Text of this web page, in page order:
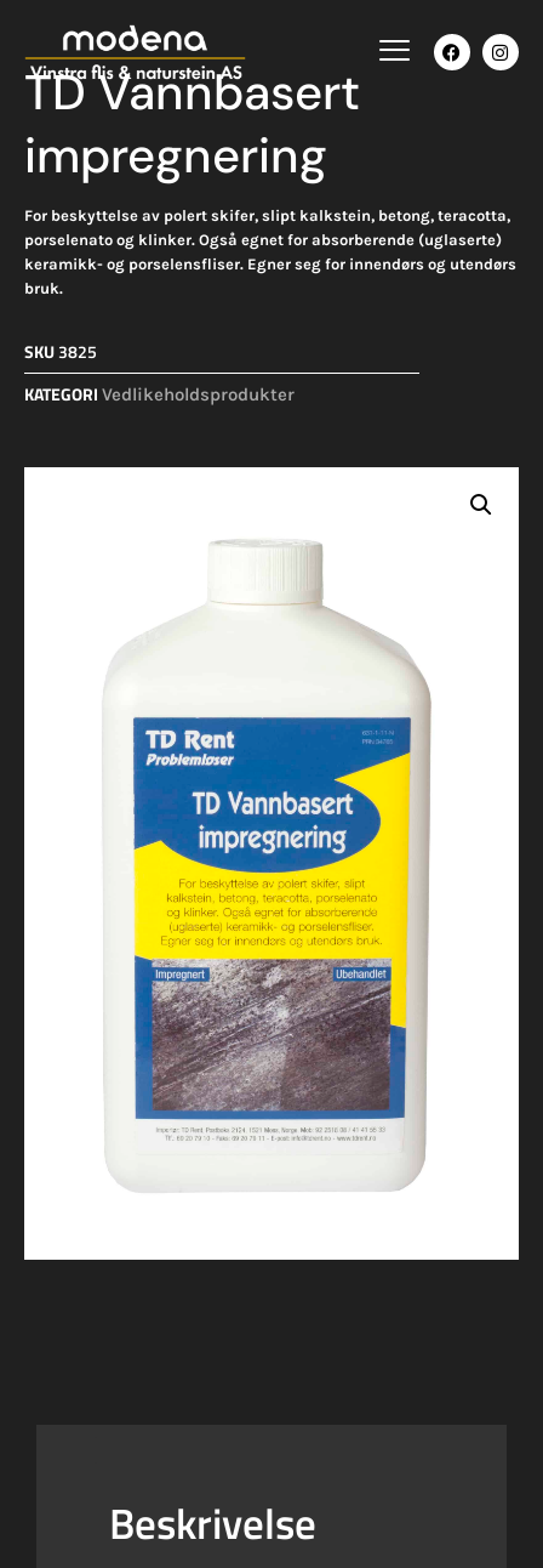
TD Vannbasert
impregnering
For beskyttelse av polert skifer, slipt kalkstein, betong, teracotta,
porselenato og klinker. Også egnet for absorberende (uglaserte)
keramikk- og porselens­fliser. Egner seg for innendørs og utendørs
bruk.
SKU3825
KATEGORI Vedlikeholdsprodukter
Beskrivelse